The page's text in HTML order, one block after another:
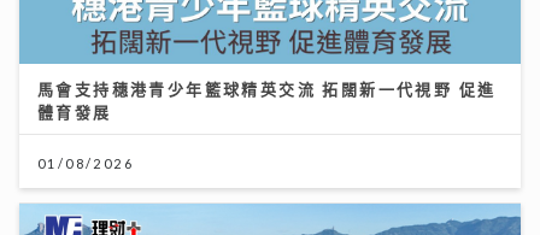
馬會支持穗港青少年籃球精英交流 拓闊新一代視野 促進
體育發展
01/08/2026